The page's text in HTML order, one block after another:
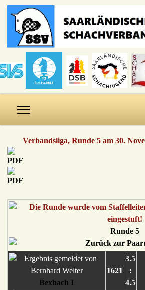
Verbandsliga, Runde 5 am 30.
Runde 5
Bexbach I
1621
3.5
:
4.5